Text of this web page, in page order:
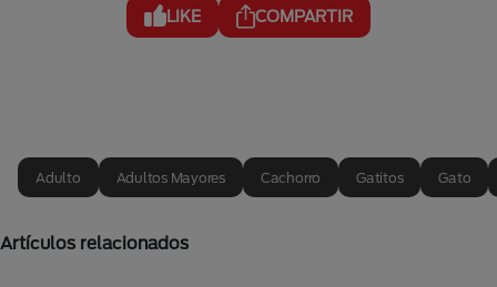
LIKE COMPARTIR
Adulto Adultos Mayores Cachorro Gatitos Gato
Artículos relacionados